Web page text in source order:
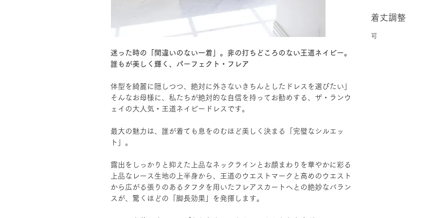
迷った時の「間違いのない一着」。非の打ちどころのない王道ネイビー。
誰もが美しく輝く、パーフェクト・フレア
体型を綺麗に隠しつつ、絶対に外さないきちんとしたドレスを選びたい」
そんなお母様に、私たちが絶対的な自信を持ってお勧めする、ザ・ランウ
ェイの大人気・王道ネイビードレスです。
最大の魅力は、誰が着ても息をのむほど美しく決まる「完璧なシルエッ
ト」。
露出をしっかりと抑えた上品なネックラインとお顔まわりを華やかに彩る
上品なレース生地の上半身から、王道のウエストマークと高めのウエスト
から広がる張りのあるタフタを用いたフレアスカートへとの絶妙なバラン
スが、驚くほどの「脚長効果」を発揮します。
着丈調整
可